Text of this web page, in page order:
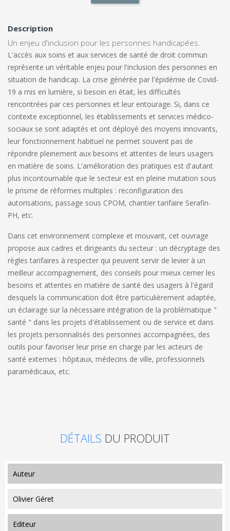
Description
Un enjeu d'inclusion pour les personnes handicapées.
L'accès aux soins et aux services de santé de droit commun
représente un véritable enjeu pour l'inclusion des personnes en
situation de handicap. La crise générée par l'épidémie de Covid-
19 a mis en lumière, si besoin en était, les difficultés
rencontrées par ces personnes et leur entourage. Si, dans ce
contexte exceptionnel, les établissements et services médico-
sociaux se sont adaptés et ont déployé des moyens innovants,
leur fonctionnement habituel ne permet souvent pas de
répondre pleinement aux besoins et attentes de leurs usagers
en matière de soins. L'amélioration des pratiques est d'autant
plus incontournable que le secteur est en pleine mutation sous
le prisme de réformes multiples : reconfiguration des
autorisations, passage sous CPOM, chantier tarifaire Serafin-
PH, etc.
Dans cet environnement complexe et mouvant, cet ouvrage
propose aux cadres et dirigeants du secteur : un décryptage des
règles tarifaires à respecter qui peuvent servir de levier à un
meilleur accompagnement, des conseils pour mieux cerner les
besoins et attentes en matière de santé des usagers à l'égard
desquels la communication doit être particulièrement adaptée,
un éclairage sur la nécessaire intégration de la problématique "
santé " dans les projets d'établissement ou de service et dans
les projets personnalisés des personnes accompagnées, des
outils pour favoriser leur prise en charge par les acteurs de
santé externes : hôpitaux, médecins de ville, professionnels
paramédicaux, etc.
DÉTAILS DU PRODUIT
auteur
Olivier Géret
editeur